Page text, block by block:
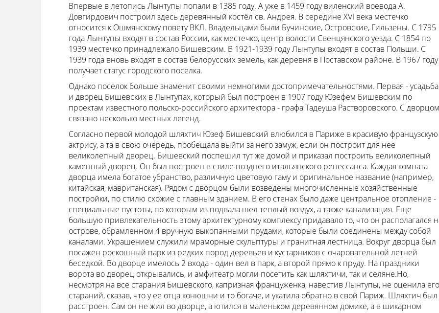
Впервые в летопись Лынтупы попали в 1385 году. А уже в 1459 году виленский воевода А.
Довгирдович построил здесь деревянный костёл св. Андрея. В середине XVI века местечко
относится к Ошмянскому повету ВКЛ. Владельцами были Бучинские, Островские, Гильзены. С 1795
года Лынтупы входят в состав России, как местечко, центр волости Свенцянского уезда. С 1854 по
1939 местечко принадлежало Бишевским. В 1921-1939 году Лынтупы входят в состав Польши. С
1939 года вновь входят в состав белорусских земель, как деревня в Поставском районе. В 1967 году
получает статус городского поселка.
Однако поселок больше знаменит своими немногими достопримечательностями. Первая - усадьба
и дворец Бишевских в Лынтупах, который был построен в 1907 году Юзефем Бишевским по
проектам известного польско-российского архитектора - графа Тадеуша Растворовского. С дворцом
связано несколько местных легенд.
Согласно первой молодой шляхтич Юзеф Бишевский влюбился в Париже в красивую французскую
актрису, а та в свою очередь, пообещала выйти за него замуж, если он построит для нее
великолепный дворец. Бишевский поспешил тут же домой и приказал построить великолепный
каменный дворец. Он был построен в стиле позднего итальянского ренессанса. Каждая комната
дворца имела богатое убранство, различную цветовую гаму и оригинальное название (например,
китайская, мавританская). Рядом с дворцом были возведены многочисленные хозяйственные
постройки, по стилю схожие с главным зданием. В его стенах было даже центральное отопление -
специальные пустоты, по которым из подвала шел теплый воздух, а также канализация. Еще
большую привлекательность этому архитектурному комплексу придавало то, что он располагался
острове, обрамленном 4 вручную выкопанными прудами, которые были соединены между собой
каналами. Украшением служили мраморные скульптуры и гранитная лестница. Вокруг дворца был
посажен роскошный парк из редких пород деревьев и кустарников с очаровательной летней
беседкой. Во дворце имелось 2 входа - один вел в парк, а второй прямо к пруду. На праздники
ворота во дворец открывались, и амфитеатр могли посетить как шляхтичи, так и селяне.Но,
несмотря на все старания Бишевского, капризная француженка, навестив Лынтупы, не оценила его
стараний, сказав, что у ее отца конюшни и то богаче, и укатила обратно в свой Париж. Шляхтич был
расстроен. Сам он не жил во дворце, а ютился в маленьком деревянном домике, а в шикарном